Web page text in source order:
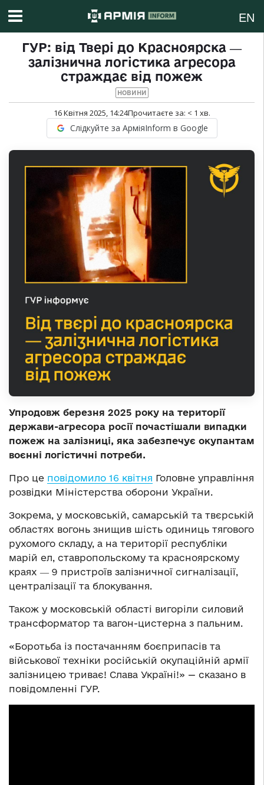
EN
ГУР: від Твері до Красноярска ―
залізнична логістика агресора
страждає від пожеж
НОВИНИ
16 Квітня 2025, 14:24Прочитаєте за: < 1 хв.
Слідкуйте за АрміяInform в Google
Упродовж березня 2025 року на території
держави-агресора росії почастішали випадки
пожеж на залізниці, яка забезпечує окупантам
воєнні логістичні потреби.
Про це повідомило 16 квітня Головне управління
розвідки Міністерства оборони України.
Зокрема, у московській, самарській та твєрській
областях вогонь знищив шість одиниць тягового
рухомого складу, а на території республіки
марій ел, ставропольскому та красноярскому
краях ― 9 пристроїв залізничної сигналізації,
централізації та блокування.
Також у московській області вигоріли силовий
трансформатор та вагон-цистерна з пальним.
«Боротьба із постачанням боєприпасів та
військової техніки російській окупаційній армії
залізницею триває! Слава Україні!» — сказано в
повідомленні ГУР.